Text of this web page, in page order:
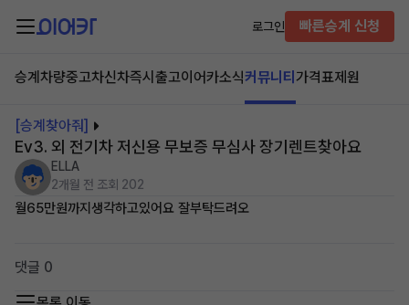
로그인 빠른승계 신청
승계차량중고차신차즉시출고이어카소식커뮤니티 가격표제원
[승계찾아줘]
Ev3. 외 전기차 저신용 무보증 무심사 장기렌트찾아요
ELLA
2개월 전 조회 202
월65만원까지생각하고있어요 잘부탁드려오
댓글 0